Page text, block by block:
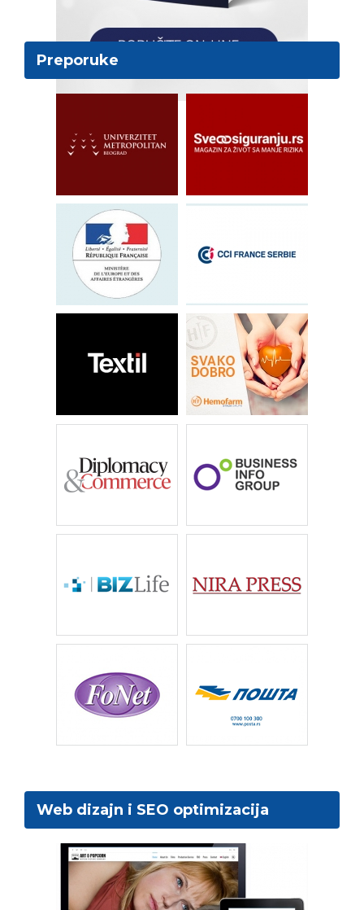
Preporuke
Web dizajn i SEO optimizacija